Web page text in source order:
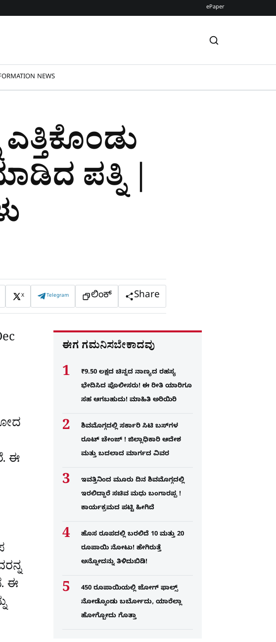
ePaper
NEWS
ಪತ್ನಿ |
X Telegram ಲಿಂಕ್ Share
ಈ
ಈ
ಈಗ ಗಮನಿಸಬೇಕಾದವು
₹9.50 ಲಕ್ಷದ ಚಿನ್ನದ ನಾಣ್ಯದ ರಹಸ್ಯ
ಭೇದಿಸಿದ ಪೊಲೀಸರು! ಈ ರೀತಿ ಯಾರಿಗೂ
ಸಹ ಆಗಬಹುದು! ಮಾಹಿತಿ ಅರಿಯಿರಿ
ಶಿವಮೊಗ್ಗದಲ್ಲಿ ಸರ್ಕಾರಿ ಸಿಟಿ ಬಸ್​ಗಳ
ರೂಟ್ ಚೇಂಜ್ ! ಜಿಲ್ಲಾಧಿಕಾರಿ ಆದೇಶ
ಮತ್ತು ಬದಲಾದ ಮಾರ್ಗದ ವಿವರ
ಇವತ್ತಿನಿಂದ ಮೂರು ದಿನ ಶಿವಮೊಗ್ಗದಲ್ಲಿ
ಇರಲಿದ್ದಾರೆ ಸಚಿವ ಮಧು ಬಂಗಾರಪ್ಪ !
ಕಾರ್ಯಕ್ರಮದ ಪಟ್ಟಿ ಹೀಗಿದೆ
ಹೊಸ ರೂಪದಲ್ಲಿ ಬರಲಿದೆ 10 ಮತ್ತು 20
ರೂಪಾಯಿ ನೋಟು! ಹೇಗಿರುತ್ತೆ
ಅನ್ನೋದನ್ನು ತಿಳಿದುಬಿಡಿ!
450 ರೂಪಾಯಿಯಲ್ಲಿ ಜೋಗ್​ ಫಾಲ್ಸ್​
ನೋಡ್ಕೊಂಡು ಬರ್ಬೋದು, ಯಾರೆಲ್ಲಾ
ಹೋಗ್ಬೋದು ಗೊತ್ತಾ